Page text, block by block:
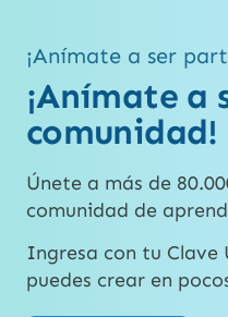
¡Anímate a ser
¡Anímate a
comunidad!
Únete a más de
comunidad de
Ingresa con tu Clave
puedes crear en